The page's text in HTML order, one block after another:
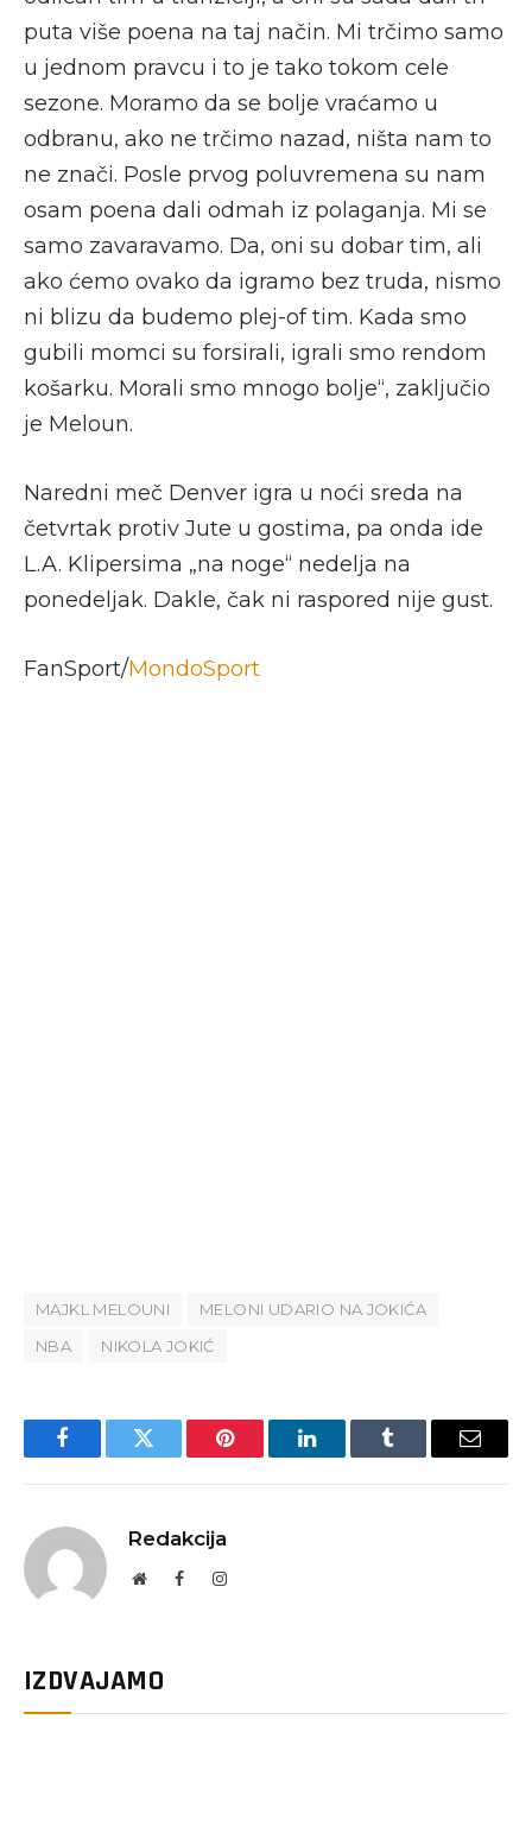
puta više poena na taj način. Mi trčimo samo
u jednom pravcu i to je tako tokom cele
sezone. Moramo da se bolje vraćamo u
odbranu, ako ne trčimo nazad, ništa nam to
ne znači. Posle prvog poluvremena su nam
osam poena dali odmah iz polaganja. Mi se
samo zavaravamo. Da, oni su dobar tim, ali
ako ćemo ovako da igramo bez truda, nismo
ni blizu da budemo plej-of tim. Kada smo
gubili momci su forsirali, igrali smo rendom
košarku. Morali smo mnogo bolje“, zaključio
je Meloun.
Naredni meč Denver igra u noći sreda na
četvrtak protiv Jute u gostima, pa onda ide
L.A. Klipersima „na noge“ nedelja na
ponedeljak. Dakle, čak ni raspored nije gust.
FanSport/MondoSport
MAJKL MELOUNI
MELONI UDARIO NA JOKIĆA
NBA
NIKOLA JOKIĆ
FacebookTwitter Pinterest LinkedInTumblr Email
Redakcija
WebsiteFacebookInstagram
IZDVAJAMO